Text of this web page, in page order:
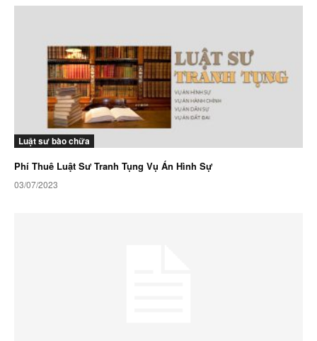
Luật sư bào chữa
Phí Thuê Luật Sư Tranh Tụng Vụ Án Hình Sự
03/07/2023